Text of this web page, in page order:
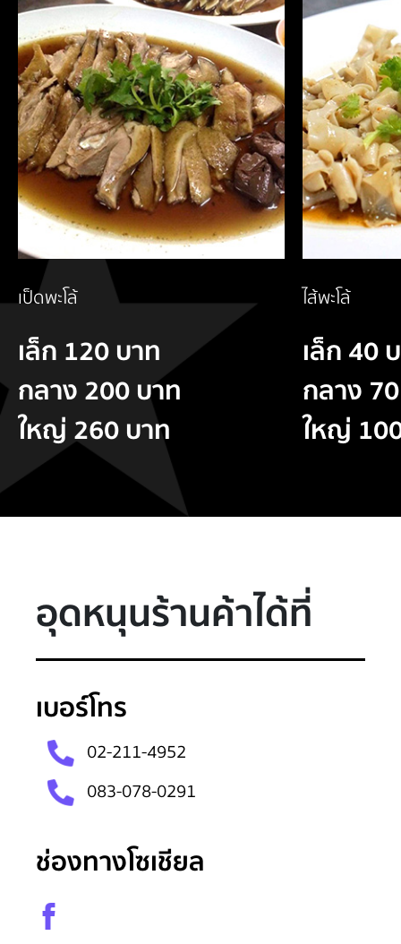
100
เป็ดพะโล้
เล็ก 120 บาท
กลาง 200 บาท
ใหญ่ 260 บาท
ไส้พะโล้
เล็ก 40
กลาง
ใหญ่
อุดหนุนร้านค้าได้ที่
เบอร์โทร
02-211-4952
083-078-0291
ช่องทางโซเชียล